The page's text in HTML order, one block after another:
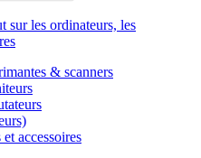
sur les ordinateurs, les
& scanners
et accessoires